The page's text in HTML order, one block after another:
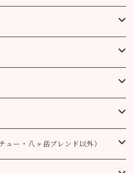
ブレンド
ュー・八ヶ岳ブレンド以外）